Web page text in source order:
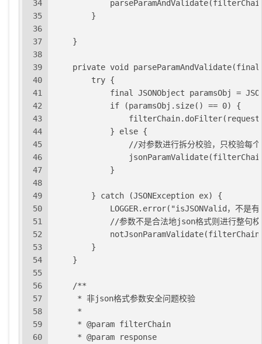
34
35
36
37
38
39
40
41
42
43
44
45
46
47
48
49
50
51
52
53
54
55
56
57
58
59
60
        }
    }
private void
        try {
final JSONObject paramsObj =
            if (paramsObj.size() == 0) {
            } else {
//对参数进行拆分校验，只校验每个
            }
        } catch (JSONException ex) {
LOGGER.error("isJSONValid，不是
//参数不是合法地json格式则进行整句校
        }
    }
    /**
     * 非json格式参数安全问题校验
     *
     * @param filterChain
     * @param response